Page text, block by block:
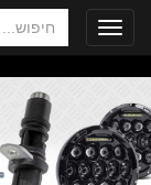
Toggle
navigation